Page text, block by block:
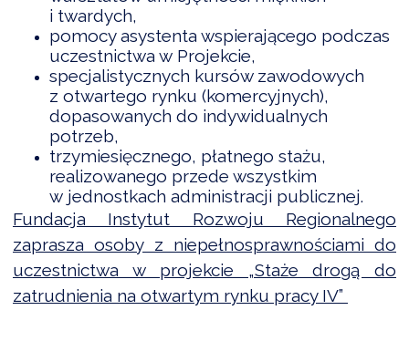
CZYSTE POWIETRZE
EWIDENCJA EMISYJNOŚCI BUDYNKÓW (CEEB)
i twardych,
pomocy asystenta wspierającego podczas
uczestnictwa w Projekcie,
specjalistycznych kursów zawodowych
z otwartego rynku (komercyjnych),
dopasowanych do indywidualnych
potrzeb,
trzymiesięcznego, płatnego stażu,
realizowanego przede wszystkim
w jednostkach administracji publicznej.
Fundacja Instytut Rozwoju Regionalnego
zaprasza osoby z niepełnosprawnościami do
uczestnictwa w projekcie „Staże drogą do
zatrudnienia na otwartym rynku pracy IV”